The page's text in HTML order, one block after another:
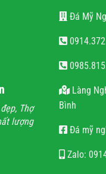
Bùi Quốc Trung
đã đi xem rất nhiều những
lăng mộ đá, hầu hết mọi
không thấy sự sắc sảo,
chỉ làm lăng mộ đá cho
quan tâm đến thẩm mỹ và
Đá Mỹ
Làng
Bình
Đá mỹ
Zalo: